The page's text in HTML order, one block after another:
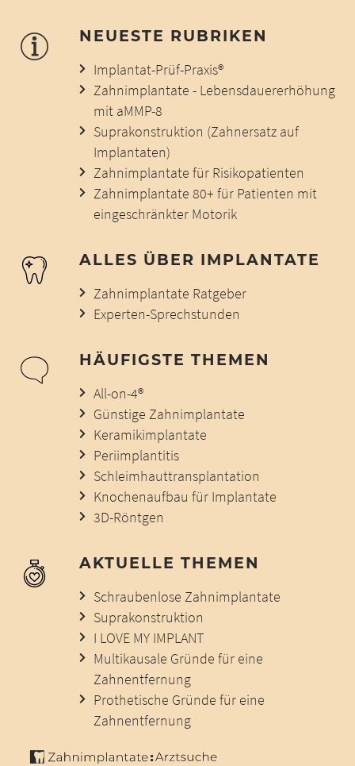
NEUESTE RUBRIKEN
Implantat-Prüf-Praxis®
Zahnimplantate - Lebensdauererhöhung
mit aMMP-8
Suprakonstruktion (Zahnersatz auf
Implantaten)
Zahnimplantate für Risikopatienten
Zahnimplantate 80+ für Patienten mit
eingeschränkter Motorik
ALLES ÜBER IMPLANTATE
Zahnimplantate Ratgeber
Experten-Sprechstunden
HÄUFIGSTE THEMEN
All-on-4®
Günstige Zahnimplantate
Keramikimplantate
Periimplantitis
Schleimhauttransplantation
Knochenaufbau für Implantate
3D-Röntgen
AKTUELLE THEMEN
Schraubenlose Zahnimplantate
Suprakonstruktion
I LOVE MY IMPLANT
Multikausale Gründe für eine
Zahnentfernung
Prothetische Gründe für eine
Zahnentfernung